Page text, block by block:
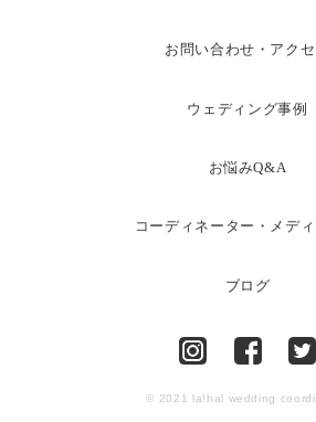
お問い合わせ・アクセ
ウェディング事例
お悩みQ&A
コーディネーター・メデ
ブログ
© 2021 la!hal wedding